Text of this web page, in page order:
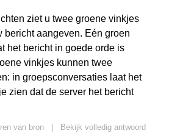
ziet u twee groene vinkjes
bericht aangeven. Eén groen
het bericht in goede orde is
vinkjes kunnen twee
in groepsconversaties laat het
zien dat de server het bericht
van bron
Bekijk volledig antwoord